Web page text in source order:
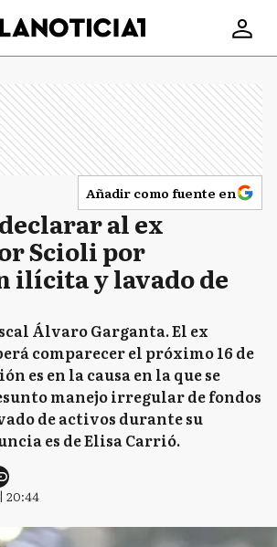
Añadir como fuente en
al ex
Scioli por
ilícita y lavado de
Álvaro Garganta. El ex
comparecer el próximo 16 de
es en la causa en la que se
manejo irregular de fondos
de activos durante su
es de Elisa Carrió.
20:44